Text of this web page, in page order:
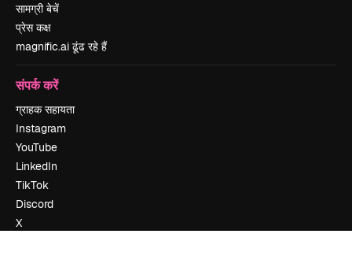
सामग्री बेचें
प्रेस कक्ष
magnific.ai ढूंढ रहे हैं
संपर्क करें
ग्राहक सहायता
Instagram
YouTube
LinkedIn
TikTok
Discord
X